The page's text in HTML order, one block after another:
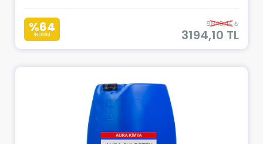
%64
İNDİRİM
8849,44 ₺
3194,10 TL